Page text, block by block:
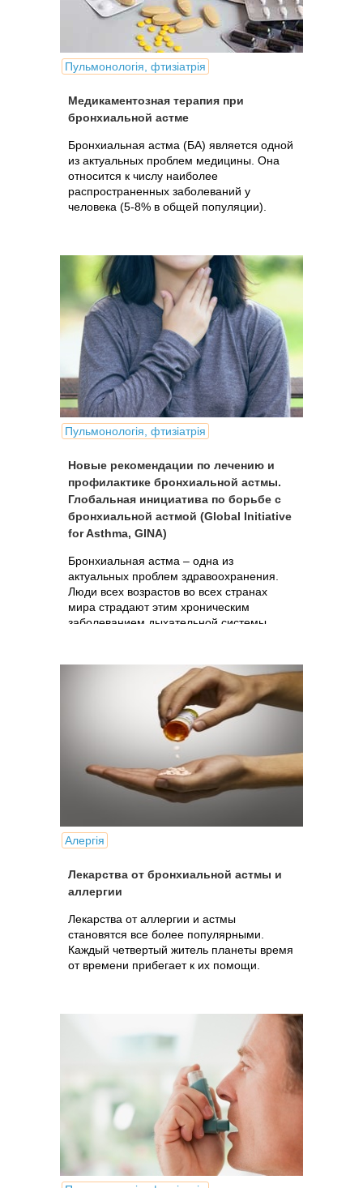
Пульмонологія, фтизіатрія
Медикаментозная терапия при
бронхиальной астме
Бронхиальная астма (БА) является одной
из актуальных проблем медицины. Она
относится к числу наиболее
распространенных заболеваний у
человека (5-8% в общей популяции).
Пульмонологія, фтизіатрія
Новые рекомендации по лечению и
профилактике бронхиальной астмы.
Глобальная инициатива по борьбе с
бронхиальной астмой (Global Initiative
for Asthma, GINA)
Бронхиальная астма – одна из
актуальных проблем здравоохранения.
Люди всех возрастов во всех странах
мира страдают этим хроническим
заболеванием дыхательной системы,
повседневную жизнь.
Алергія
Лекарства от бронхиальной астмы и
аллергии
Лекарства от аллергии и астмы
становятся все более популярными.
Каждый четвертый житель планеты время
от времени прибегает к их помощи.